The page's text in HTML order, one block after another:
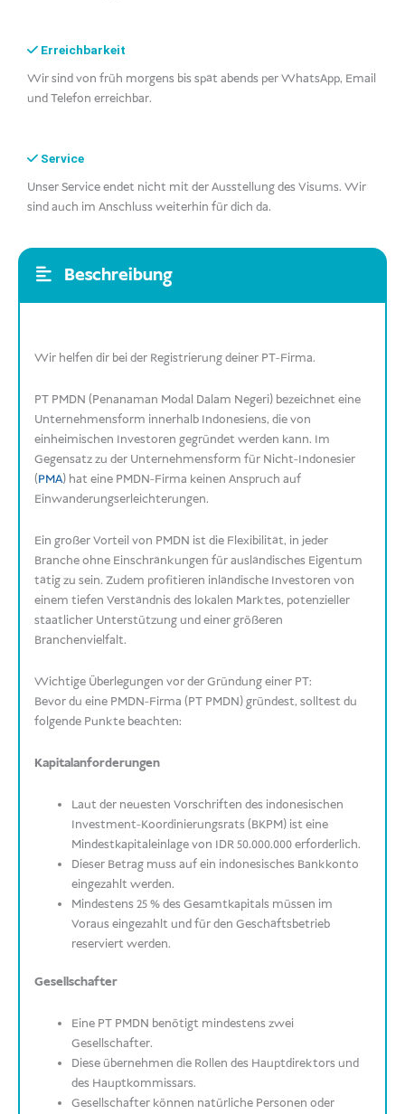
Erreichbarkeit
Wir sind von früh morgens bis spät abends per WhatsApp, Email
und Telefon erreichbar.
Service
Unser Service endet nicht mit der Ausstellung des Visums. Wir
sind auch im Anschluss weiterhin für dich da.
Beschreibung
Wir helfen dir bei der Registrierung deiner PT-Firma.
PT PMDN (Penanaman Modal Dalam Negeri) bezeichnet eine
Unternehmensform innerhalb Indonesiens, die von
einheimischen Investoren gegründet werden kann. Im
Gegensatz zu der Unternehmensform für Nicht-Indonesier
(PMA) hat eine PMDN-Firma keinen Anspruch auf
Einwanderungserleichterungen.
Ein großer Vorteil von PMDN ist die Flexibilität, in jeder
Branche ohne Einschränkungen für ausländisches Eigentum
tätig zu sein. Zudem profitieren inländische Investoren von
einem tiefen Verständnis des lokalen Marktes, potenzieller
staatlicher Unterstützung und einer größeren
Branchenvielfalt.
Wichtige Überlegungen vor der Gründung einer PT:
Bevor du eine PMDN-Firma (PT PMDN) gründest, solltest du
folgende Punkte beachten:
Kapitalanforderungen
Laut der neuesten Vorschriften des indonesischen
Investment-Koordinierungsrats (BKPM) ist eine
Mindestkapitaleinlage von IDR 50.000.000 erforderlich.
Dieser Betrag muss auf ein indonesisches Bankkonto
eingezahlt werden.
Mindestens 25 % des Gesamtkapitals müssen im
Voraus eingezahlt und für den Geschäftsbetrieb
reserviert werden.
Gesellschafter
Eine PT PMDN benötigt mindestens zwei
Gesellschafter.
Diese übernehmen die Rollen des Hauptdirektors und
des Hauptkommissars.
Gesellschafter können natürliche Personen oder